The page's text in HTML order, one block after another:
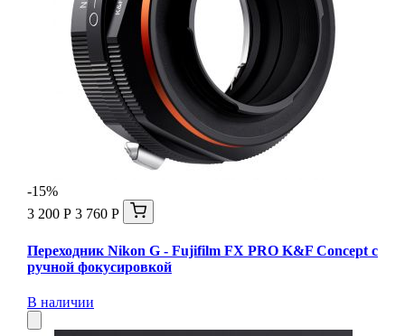
-15%
3 200 Р 3 760 Р
Переходник Nikon G - Fujifilm FX PRO K&F Concept с
ручной фокусировкой
В наличии